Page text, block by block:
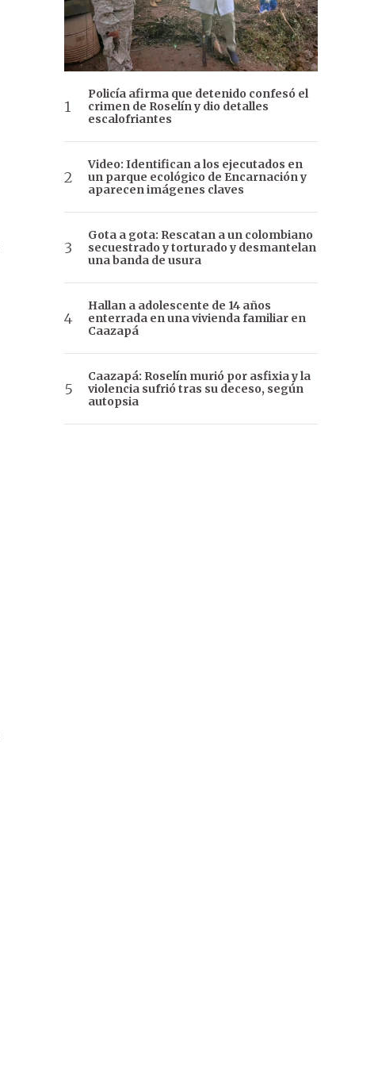
Policía afirma que detenido confesó el
crimen de Roselín y dio detalles
escalofriantes
Video: Identifican a los ejecutados en
un parque ecológico de Encarnación y
aparecen imágenes claves
Gota a gota: Rescatan a un colombiano
secuestrado y torturado y desmantelan
una banda de usura
Hallan a adolescente de 14 años
enterrada en una vivienda familiar en
Caazapá
Caazapá: Roselín murió por asfixia y la
violencia sufrió tras su deceso, según
autopsia